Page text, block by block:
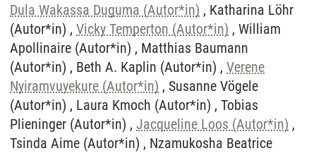
Dula Wakassa Duguma (Autor*in) , Katharina Löhr
(Autor*in) , Vicky Temperton (Autor*in) , William
Apollinaire (Autor*in) , Matthias Baumann
(Autor*in) , Beth A. Kaplin (Autor*in) , Verene
Nyiramvuyekure (Autor*in) , Susanne Vögele
(Autor*in) , Laura Kmoch (Autor*in) , Tobias
Plieninger (Autor*in) , Jacqueline Loos (Autor*in) ,
Tsinda Aime (Autor*in) , Nzamukosha Beatrice